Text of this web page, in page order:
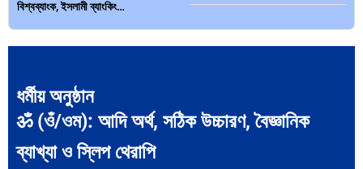
বিশ্বব্যাংক, ইসলামী ব্যাংকিং…
দক্ষিণ এশিয়ায় ‘জেন-জি’ বিপ্লব: বাংলাদেশ,
বিশেষ ইন-ডেপ্থ রিপোর্ট: ক্রীড়া উৎসবে…
ধর্মীয় অনুষ্ঠান
ॐ (ওঁ/ওম): আদি অর্থ, সঠিক উচ্চারণ, বৈজ্ঞানিক
ব্যাখ্যা ও স্লিপ থেরাপি